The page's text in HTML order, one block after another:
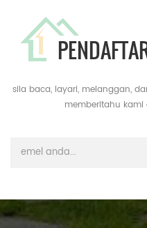
sila baca, layari, melanggan,
memberitahu